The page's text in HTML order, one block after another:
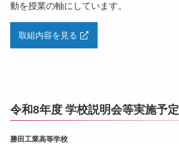
動を授業の軸にしています。
取組内容を見る
令和8年度 学校説明会等実施予定
勝田工業高等学校